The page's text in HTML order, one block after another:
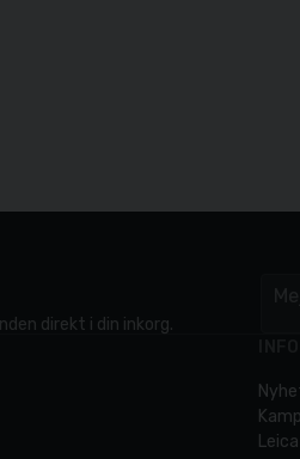
direkt i din inkorg.